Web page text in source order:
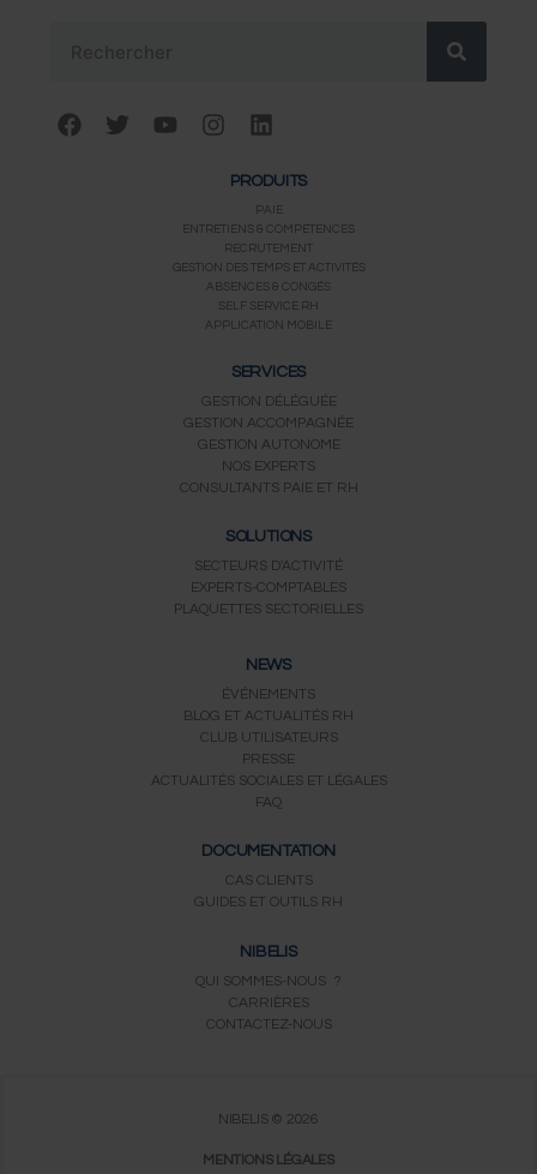
F
a
T
w
Y
o
e
I
n
g
r
a
m
L
i
k
e
d
i
n
PRODUITS
PAIE
ENTRETIENS & COMPÉTENCES
RECRUTEMENT
GESTION DES TEMPS ET ACTIVITÉS
ABSENCES & CONGÉS
SELF SERVICE RH
APPLICATION MOBILE
SERVICES
GESTION DÉLÉGUÉE
GESTION ACCOMPAGNÉE
GESTION AUTONOME
NOS EXPERTS
CONSULTANTS PAIE ET RH
SOLUTIONS
SECTEURS D'ACTIVITÉ
EXPERTS-COMPTABLES
PLAQUETTES SECTORIELLES
NEWS
ÉVÉNEMENTS
BLOG ET ACTUALITÉS RH
CLUB UTILISATEURS
PRESSE
ACTUALITÉS SOCIALES ET LÉGALES
FAQ
DOCUMENTATION
CAS CLIENTS
GUIDES ET OUTILS RH
NIBELIS
QUI SOMMES-NOUS ?
CARRIÈRES
CONTACTEZ-NOUS
NIBELIS © 2026
MENTIONS LÉGALES